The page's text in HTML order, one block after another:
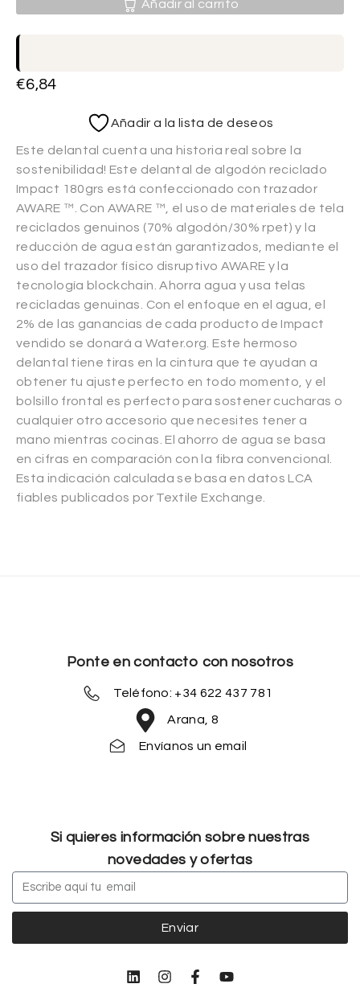
Añadir al carrito
€6,84
Añadir a la lista de deseos
Este delantal cuenta una historia real sobre la
sostenibilidad! Este delantal de algodón reciclado
Impact 180grs está confeccionado con trazador
AWARE ™. Con AWARE ™, el uso de materiales de tela
reciclados genuinos (70% algodón/30% rpet) y la
reducción de agua están garantizados, mediante el
uso del trazador físico disruptivo AWARE y la
tecnología blockchain. Ahorra agua y usa telas
recicladas genuinas. Con el enfoque en el agua, el
2% de las ganancias de cada producto de Impact
vendido se donará a Water.org. Este hermoso
delantal tiene tiras en la cintura que te ayudan a
obtener tu ajuste perfecto en todo momento, y el
bolsillo frontal es perfecto para sostener cucharas o
cualquier otro accesorio que necesites tener a
mano mientras cocinas. El ahorro de agua se basa
en cifras en comparación con la fibra convencional.
Esta indicación calculada se basa en datos LCA
fiables publicados por Textile Exchange.
Ponte en contacto con nosotros
Teléfono: +34 622 437 781
Arana, 8
Envíanos un email
Si quieres información sobre nuestras
novedades y ofertas
Enviar